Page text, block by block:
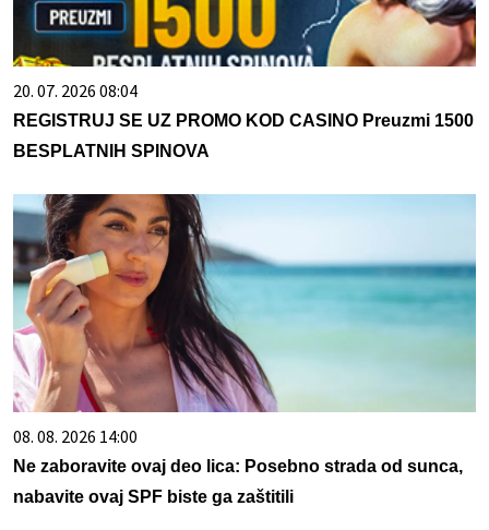
20. 07. 2026 08:04
REGISTRUJ SE UZ PROMO KOD CASINO Preuzmi 1500
BESPLATNIH SPINOVA
08. 08. 2026 14:00
Ne zaboravite ovaj deo lica: Posebno strada od sunca,
nabavite ovaj SPF biste ga zaštitili